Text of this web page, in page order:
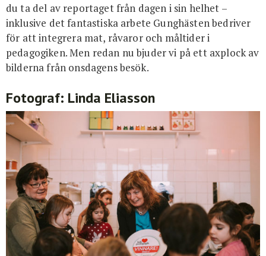
du ta del av reportaget från dagen i sin helhet –
inklusive det fantastiska arbete Gunghästen bedriver
för att integrera mat, råvaror och måltider i
pedagogiken. Men redan nu bjuder vi på ett axplock av
bilderna från onsdagens besök.
Fotograf: Linda Eliasson